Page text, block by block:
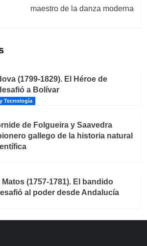
maestro de la danza moderna
(1799-1829). El Héroe de
a Bolívar
Tecnología
de Folgueira y Saavedra
gallego de la historia natural
(1757-1781). El bandido
al poder desde Andalucía